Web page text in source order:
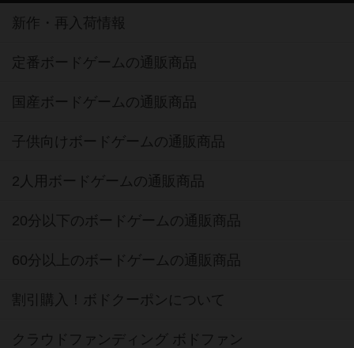
新作・再入荷情報
定番ボードゲームの通販商品
国産ボードゲームの通販商品
子供向けボードゲームの通販商品
2人用ボードゲームの通販商品
20分以下のボードゲームの通販商品
60分以上のボードゲームの通販商品
割引購入！ボドクーポンについて
クラウドファンディング ボドファン